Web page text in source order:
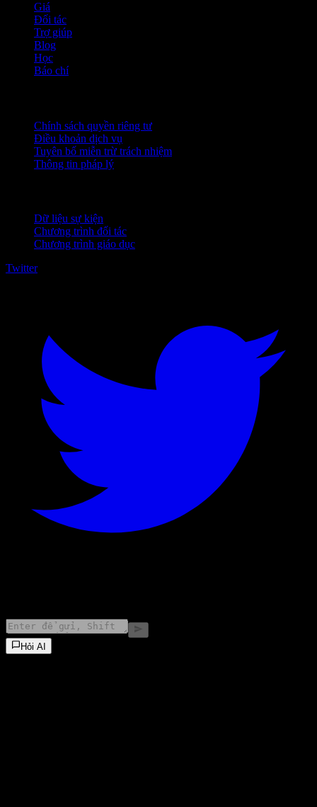
Giá
Đối tác
Trợ giúp
Blog
Học
Báo chí
Chính sách quyền riêng tư
Điều khoản dịch vụ
Tuyên bố miễn trừ trách nhiệm
Thông tin pháp lý
Dữ liệu sự kiện
Chương trình đối tác
Chương trình giáo dục
Twitter
Hỏi AI